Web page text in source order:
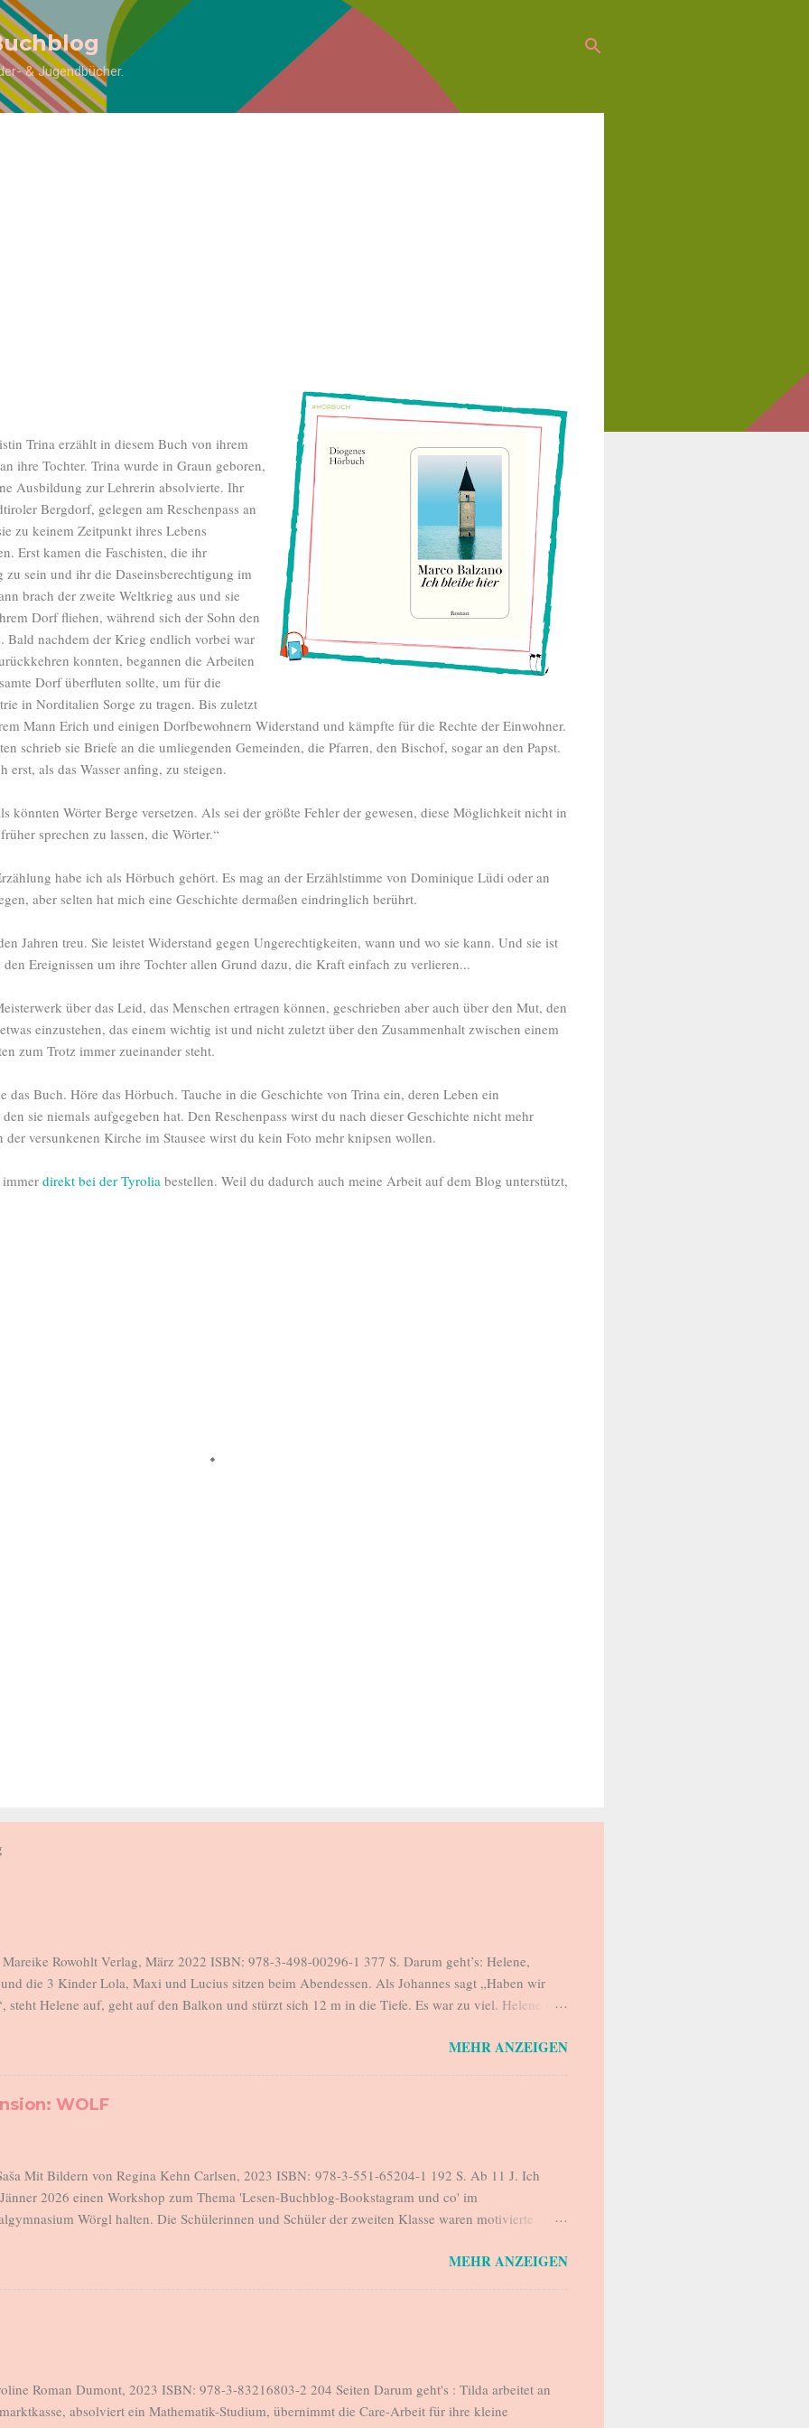
Direkt zum Hauptbereich
& Jugendbücher.
Trina erzählt in diesem Buch von ihrem
ihre Tochter. Trina wurde in Graun geboren,
Ausbildung zur Lehrerin absolvierte. Ihr
Bergdorf, gelegen am Reschenpass an
zu keinem Zeitpunkt ihres Lebens
Erst kamen die Faschisten, die ihr
zu sein und ihr die Daseinsberechtigung im
brach der zweite Weltkrieg aus und sie
Dorf fliehen, während sich der Sohn den
Bald nachdem der Krieg endlich vorbei war
konnten, begannen die Arbeiten
Dorf überfluten sollte, um für die
in Norditalien Sorge zu tragen. Bis zuletzt
Mann Erich und einigen Dorfbewohnern Widerstand und kämpfte für die Rechte der Einwohner.
schrieb sie Briefe an die umliegenden Gemeinden, die Pfarren, den Bischof, sogar an den Papst.
erst, als das Wasser anfing, zu steigen.
könnten Wörter Berge versetzen. Als sei der größte Fehler der gewesen, diese Möglichkeit nicht in
sprechen zu lassen, die Wörter.“
habe ich als Hörbuch gehört. Es mag an der Erzählstimme von Dominique Lüdi oder an
aber selten hat mich eine Geschichte dermaßen eindringlich berührt.
Jahren treu. Sie leistet Widerstand gegen Ungerechtigkeiten, wann und wo sie kann. Und sie ist
den Ereignissen um ihre Tochter allen Grund dazu, die Kraft einfach zu verlieren...
über das Leid, das Menschen ertragen können, geschrieben aber auch über den Mut, den
einzustehen, das einem wichtig ist und nicht zuletzt über den Zusammenhalt zwischen einem
zum Trotz immer zueinander steht.
das Buch. Höre das Hörbuch. Tauche in die Geschichte von Trina ein, deren Leben ein
sie niemals aufgegeben hat. Den Reschenpass wirst du nach dieser Geschichte nicht mehr
der versunkenen Kirche im Stausee wirst du kein Foto mehr knipsen wollen.
direkt bei der Tyrolia bestellen. Weil du dadurch auch meine Arbeit auf dem Blog unterstützt,
Rowohlt Verlag, März 2022 ISBN: 978-3-498-00296-1 377 S. Darum geht’s: Helene,
die 3 Kinder Lola, Maxi und Lucius sitzen beim Abendessen. Als Johannes sagt „Haben wir
steht Helene auf, geht auf den Balkon und stürzt sich 12 m in die Tiefe. Es war zu viel. Helene ist
in der Zwischenzeit verantwortlich für eine rebellische Teenager-Tochter, für ein forderndes
tröstet, schimpft, beruhigt, schlichtet, ist für alles zuständig, was der Alltag hergibt bzw.
MEHR ANZEIGEN
WOLF
Mit Bildern von Regina Kehn Carlsen, 2023 ISBN: 978-3-551-65204-1 192 S. Ab 11 J. Ich
2026 einen Workshop zum Thema 'Lesen-Buchblog-Bookstagram und co' im
Wörgl halten. Die Schülerinnen und Schüler der zweiten Klasse waren motivierte
tolle Bilder des Buches, das sie als Klassenlektüre gelesen haben. Ich habe versprochen,
MEHR ANZEIGEN
Roman Dumont, 2023 ISBN: 978-3-83216803-2 204 Seiten Darum geht's : Tilda arbeitet an
absolviert ein Mathematik-Studium, übernimmt die Care-Arbeit für ihre kleine